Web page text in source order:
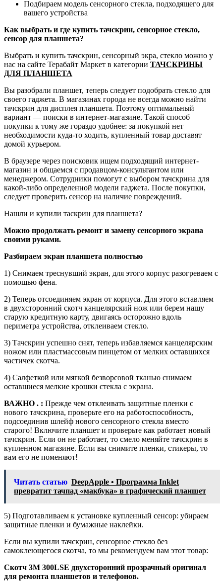
Подбираем модель сенсорного стекла, подходящего для
вашего устройства
Как выбрать и где купить тачскрин, сенсорное стекло,
сенсор для планшета?
Выбрать и купить тачскрин, сенсорный экра, стекло можно у
нас на сайте Терабайт Маркет в категории ТАЧСКРИНЫ
ДЛЯ ПЛАНШЕТА
Вы разобрали планшет, теперь следует подобрать стекло для
своего гаджета. В магазинах города не всегда можно найти
тачскрин для дисплея планшета. Поэтому оптимальный
вариант — поиски в интернет-магазине. Такой способ
покупки к тому же гораздо удобнее: за покупкой нет
необходимости куда-то ходить, купленный товар доставят
домой курьером.
В браузере через поисковик ищем подходящий интернет-
магазин и общаемся с продавцом-консультантом или
менеджером. Сотрудники помогут с выбором тачскрина для
какой-либо определенной модели гаджета. После покупки,
следует проверить сенсор на наличие повреждений.
Нашли и купили таскрин для планшета?
Можно продолжать ремонт и замену сенсорного экрана
своими руками.
Разбираем экран планшета полностью
1) Снимаем треснувший экран, для этого корпус разогреваем с
помощью фена.
2) Теперь отсоединяем экран от корпуса. Для этого вставляем
в двухсторонний скотч канцелярский нож или берем нашу
старую кредитную карту, двигаясь осторожно вдоль
периметра устройства, отклеиваем стекло.
3) Тачскрин успешно снят, теперь избавляемся канцелярским
ножом или пластмассовым пинцетом от мелких оставшихся
частичек скотча.
4) Салфеткой или мягкой безворсовой тканью снимаем
оставшиеся мелкие крошки стекла с экрана.
ВАЖНО . : Прежде чем отклеивать защитные пленки с
нового тачскрина, проверьте его на работоспособность,
подсоединив шлейф нового сенсорного стекла вместо
старого! Включите планшет и проверьте как работает новый
тачскрин. Если он не работает, то смело меняйте тачскрин в
купленном магазине. Если вы снимите пленки, стикеры, то
вам его не поменяют!
Читать статью DeepApple • Программа Inklet
превратит тачпад «макбука» в графический планшет
5) Подготавливаем к установке купленный сенсор: убираем
защитные пленки и бумажные наклейки.
Если вы купили тачскрин, сенсорное стекло без
самоклеющегося скотча, то мы рекомендуем вам этот товар:
Скотч 3M 300LSE двухсторонний прозрачный оригинал
для ремонта планшетов и телефонов.